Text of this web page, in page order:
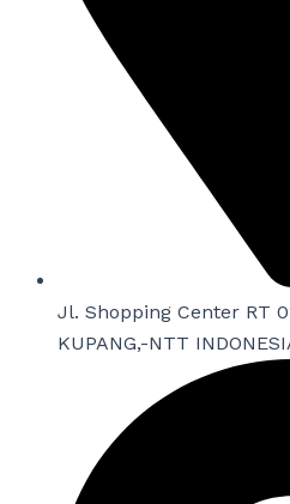
Jl. Shopping Center RT
KUPANG,-NTT